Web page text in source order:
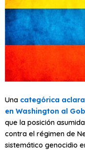
Una categórica
en Washington al
que la posición
contra el régimen de
sistemático genocidio